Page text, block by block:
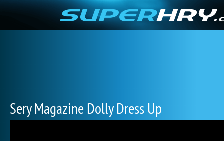
Sery Magazine Dolly Dress Up